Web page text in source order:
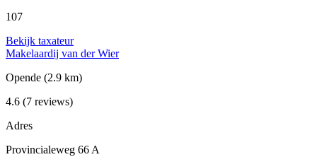
107
Bekijk taxateur
Makelaardij van der Wier
Opende (2.9 km)
4.6 (7 reviews)
Adres
Provincialeweg 66 A